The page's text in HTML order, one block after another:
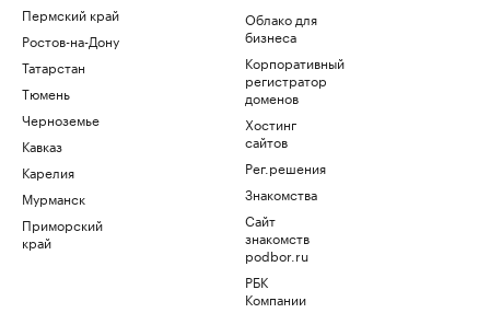
Пермский край
Ростов-на-Дону
Татарстан
Тюмень
Черноземье
Кавказ
Карелия
Мурманск
Приморский
край
Облако для
бизнеса
Корпоративный
регистратор
доменов
Хостинг
сайтов
Рег.решения
Знакомства
Сайт
знакомств
podbor.ru
РБК
Компании